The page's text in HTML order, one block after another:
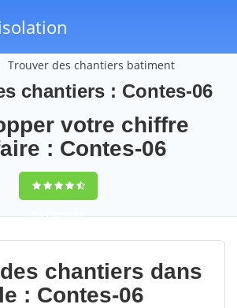
Trouver des chantiers batiment
chantiers : Contes-06
votre chiffre
: Contes-06
9,5(100%)61
votes
chantiers dans
: Contes-06